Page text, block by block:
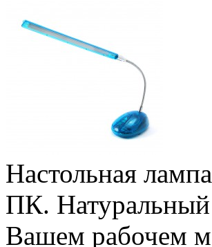
Настольная
ПК. Натуральный
Вашем рабочем